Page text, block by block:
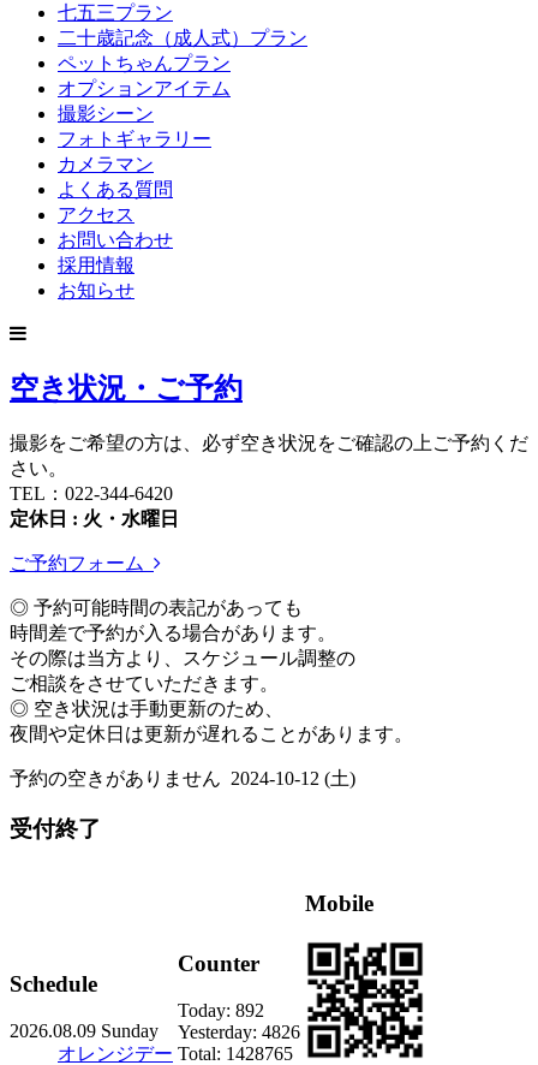
七五三プラン
二十歳記念（成人式）プラン
ペットちゃんプラン
オプションアイテム
撮影シーン
フォトギャラリー
カメラマン
よくある質問
アクセス
お問い合わせ
採用情報
お知らせ
空き状況・ご予約
撮影をご希望の方は、必ず空き状況をご確認の上ご予約くだ
さい。
TEL：022-344-6420
定休日 : 火・水曜日
ご予約フォーム
◎ 予約可能時間の表記があっても
時間差で予約が入る場合があります。
その際は当方より、スケジュール調整の
ご相談をさせていただきます。
◎ 空き状況は手動更新のため、
夜間や定休日は更新が遅れることがあります。
予約の空きがありません 2024-10-12 (土)
受付終了
Schedule
2026.08.09 Sunday
オレンジデー
Counter
Today: 892
Yesterday: 4826
Total: 1428765
Mobile